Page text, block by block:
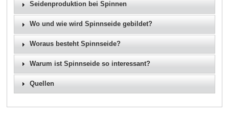
Seidenproduktion bei Spinnen
Wo und wie wird Spinnseide gebildet?
Woraus besteht Spinnseide?
Warum ist Spinnseide so interessant?
Quellen